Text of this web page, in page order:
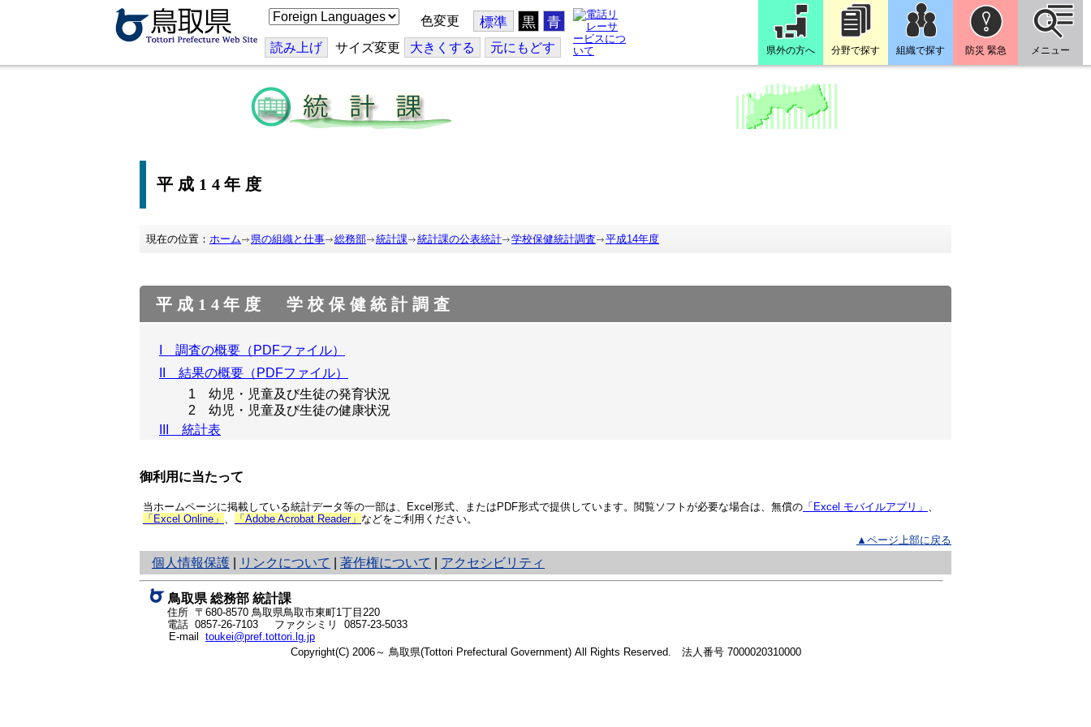
こ
の
ジ
を
訳
す
る
色変更 標準 黒 青
読み上げ サイズ変更 大きくする 元にもどす 県外の方へ 分野で探す 組織で探す 防災 緊急 メニュー
平成14年度
現在の位置： ホーム 県の組織と仕事 総務部 統計課 統計課の公表統計 学校保健統計調査 平成14年度
平成14年度 学校保健統計調査
I 調査の概要（PDFファイル）
II 結果の概要（PDFファイル）
1 幼児・児童及び生徒の発育状況
2 幼児・児童及び生徒の健康状況
III 統計表
御利用に当たって
当ホームページに掲載している統計データ等の一部は、Excel形式、またはPDF形式で提供しています。閲覧ソフトが必要な場合は、無償の 「Excel モバイルアプリ」 、
「Excel Online」 、 「Adobe Acrobat Reader」 などをご利用ください。
▲ページ上部に戻る
個人情報保護
と
り
ネ
ッ
ト
へ
リンクについて 著作権について アクセシビリティ
鳥取県 総務部 統計課
住所 〒680-8570 鳥取県鳥取市東町1丁目220
電話 0857-26-7103
ファクシミリ 0857-23-5033
E-mail toukei@pref.tottori.lg.jp
Copyright(C) 2006～ 鳥取県(Tottori Prefectural Government) All Rights Reserved. 法人番号 7000020310000